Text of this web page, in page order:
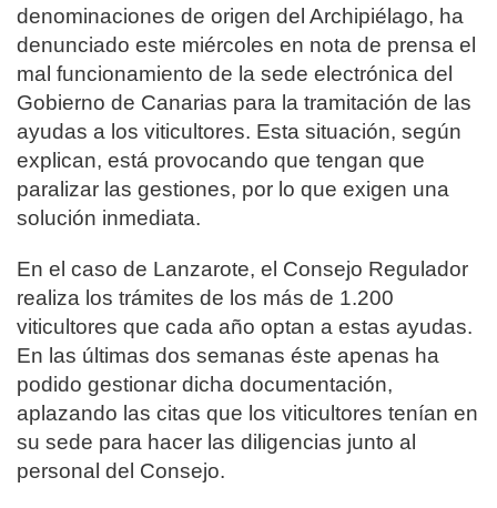
denominaciones de origen del Archipiélago, ha
denunciado este miércoles en nota de prensa el
mal funcionamiento de la sede electrónica del
Gobierno de Canarias para la tramitación de las
ayudas a los viticultores. Esta situación, según
explican, está provocando que tengan que
paralizar las gestiones, por lo que exigen una
solución inmediata.
En el caso de Lanzarote, el Consejo Regulador
realiza los trámites de los más de 1.200
viticultores que cada año optan a estas ayudas.
En las últimas dos semanas éste apenas ha
podido gestionar dicha documentación,
aplazando las citas que los viticultores tenían en
su sede para hacer las diligencias junto al
personal del Consejo.